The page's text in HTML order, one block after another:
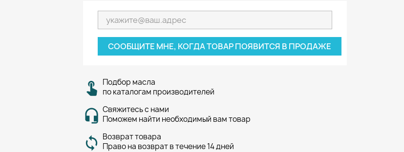
СООБЩИТЕ МНЕ, КОГДА ТОВАР ПОЯВИТСЯ В ПРОДАЖЕ
Подбор масла
по каталогам производителей
Свяжитесь с нами
Поможем найти необходимый вам товар
Возврат товара
Право на возврат в течение 14 дней